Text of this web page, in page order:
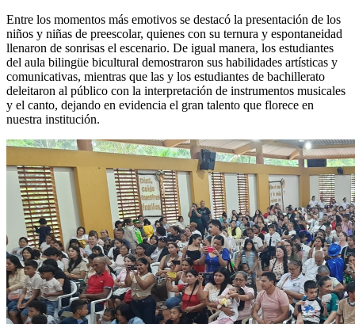
Entre los momentos más emotivos se destacó la presentación de los
niños y niñas de preescolar, quienes con su ternura y espontaneidad
llenaron de sonrisas el escenario. De igual manera, los estudiantes
del aula bilingüe bicultural demostraron sus habilidades artísticas y
comunicativas, mientras que las y los estudiantes de bachillerato
deleitaron al público con la interpretación de instrumentos musicales
y el canto, dejando en evidencia el gran talento que florece en
nuestra institución.